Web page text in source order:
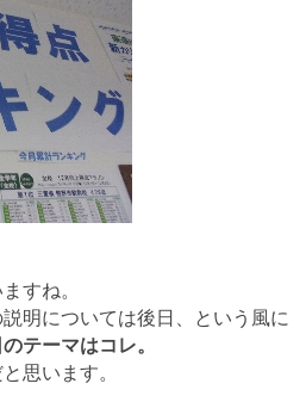
すね。
明については後日、という風に
テーマはコレ。
思います。